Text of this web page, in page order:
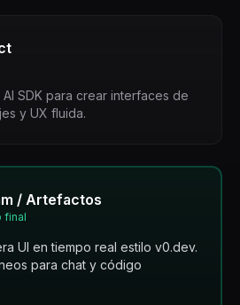
SDK para crear interfaces de
y UX fluida.
/ Artefactos
final
UI en tiempo real estilo v0.dev.
para chat y código